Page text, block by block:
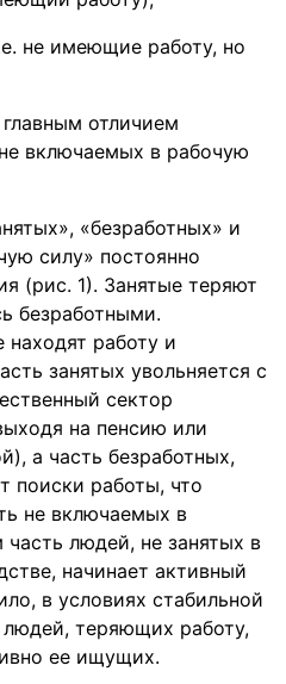
не имеющие работу, но
отличием
включаемых в рабочую
«безработных» и
силу» постоянно
(рис. 1). Занятые теряют
безработными.
работу и
занятых увольняется с
сектор
на пенсию или
а часть безработных,
поиски работы, что
не включаемых в
людей, не занятых в
начинает активный
в условиях стабильной
теряющих работу,
ее ищущих.